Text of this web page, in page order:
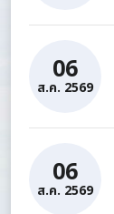
06
ส.ค. 2569
06
ส.ค. 2569